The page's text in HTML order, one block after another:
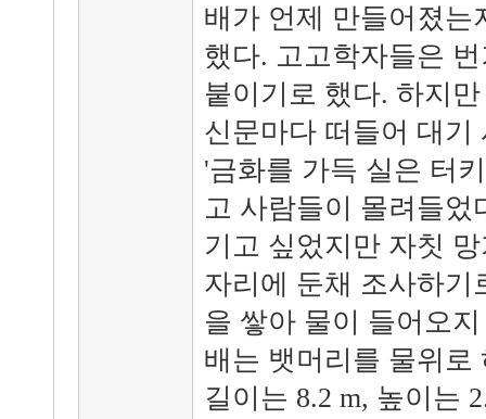
배가 언제 만들어졌는
했다. 고고학자들은
붙이기로 했다. 하지
신문마다 떠들어 대기
'금화를 가득 실은 터
고 사람들이 몰려들었
기고 싶었지만 자칫
자리에 둔채 조사하기
을 쌓아 물이 들어오
배는 뱃머리를 물위로
길이는 8.2 m, 높이는